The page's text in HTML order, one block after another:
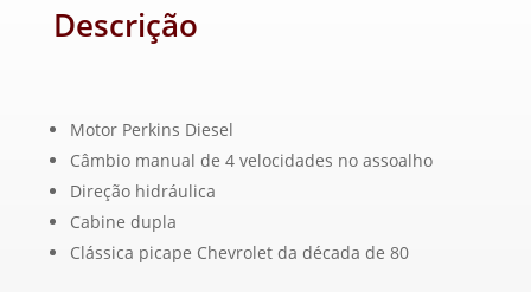
Descrição
Motor Perkins Diesel
Câmbio manual de 4 velocidades no assoalho
Direção hidráulica
Cabine dupla
Clássica picape Chevrolet da década de 80